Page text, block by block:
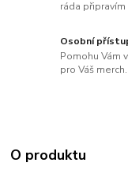
ráda
Osobní
Pomohu Vám
pro Váš
O produktu